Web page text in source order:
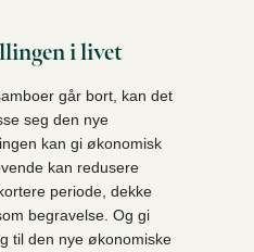
i livet
går bort, kan det
seg den nye
kan gi økonomisk
kan redusere
periode, dekke
begravelse. Og gi
til den nye økonomiske